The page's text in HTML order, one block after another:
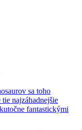
sa toho
najzáhadnejšie
fantastickými